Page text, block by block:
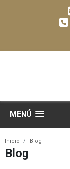
MENÚ
Inicio Blog
Blog